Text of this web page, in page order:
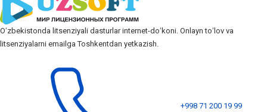
Oʻzbekistonda litsenziyali dasturlar internet-doʻkoni. Onlayn toʻlov va
litsenziyalarni emailga Toshkentdan yetkazish.
+998 71 200 19 99